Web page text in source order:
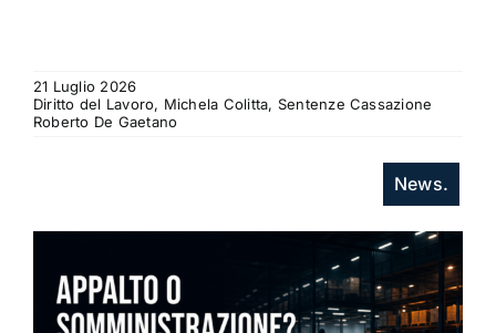
21 Luglio 2026
Diritto del Lavoro, Michela Colitta, Sentenze Cassazione
Roberto De Gaetano
News.